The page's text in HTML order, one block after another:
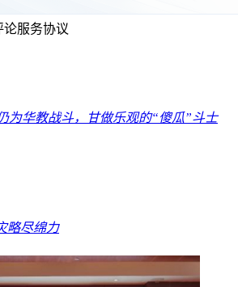
服务协议
为华教战斗，甘做乐观的“傻瓜”斗士
略尽绵力